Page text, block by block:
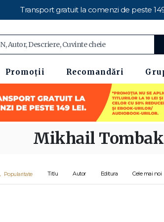
Transport gratuit la comenzi de peste
Promoții Recomandări
Mikhail Tombak
Popularitate Titlu Autor Editura Cele mai noi